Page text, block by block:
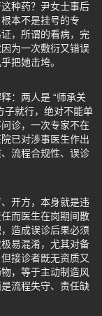
种药？尹女士事后
本不是挂号的专
，所谓的看病，完
为一次敷衍又错误
把她击垮。
：两人是 “师承关
子就行，绝对不能单
诊，一次专家不在
已对涉事医生作出
流程合规性、误诊
开方，本身就是违
而医生在岗期间散
造成误诊后果必须
易混淆，尤其对备
接诊者既无资质又
，等于主动制造风
流程失守、责任缺